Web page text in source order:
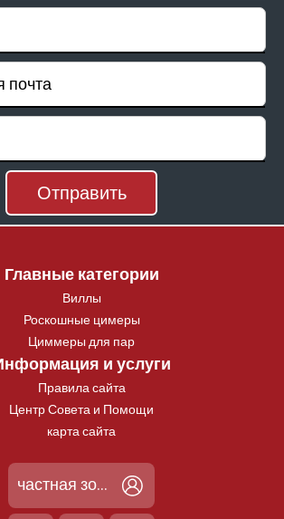
Главные категории
Виллы
Роскошные цимеры
Циммеры для пар
и услуги
Правила сайта
Центр Совета и Помощи
карта сайта
частная зона